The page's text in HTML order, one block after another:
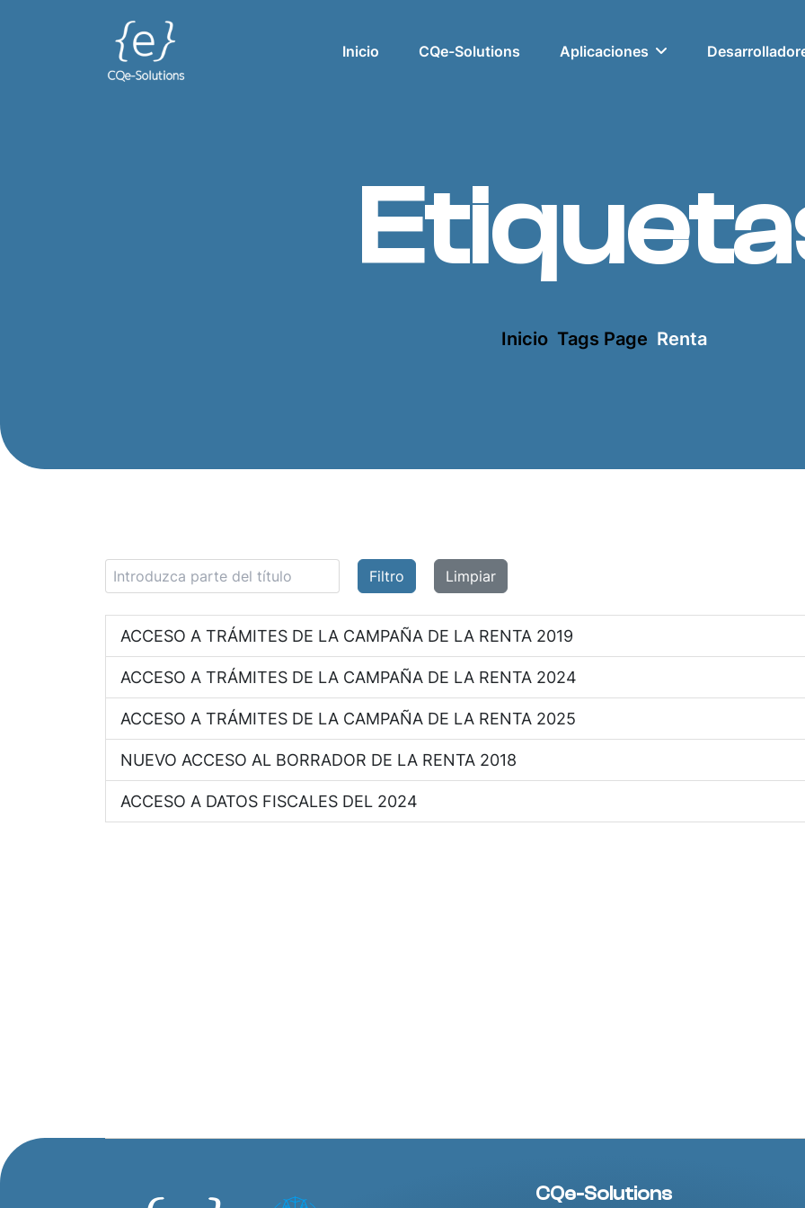
Inicio CQe-Solutions Aplicaciones
Inicio Tags Page Renta
Introduzca parte del título Filtro Limpiar
ACCESO A TRÁMITES DE LA CAMPAÑA DE LA RENTA 2019
ACCESO A TRÁMITES DE LA CAMPAÑA DE LA RENTA 2024
ACCESO A TRÁMITES DE LA CAMPAÑA DE LA RENTA 2025
NUEVO ACCESO AL BORRADOR DE LA RENTA 2018
ACCESO A DATOS FISCALES DEL 2024
CQe-Solutions